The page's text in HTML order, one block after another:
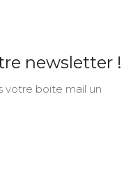
newsletter !
votre boite mail un